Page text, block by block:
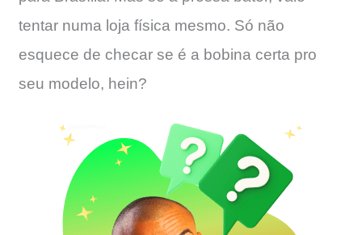
tentar numa loja física mesmo. Só não
esquece de checar se é a bobina certa pro
seu modelo, hein?